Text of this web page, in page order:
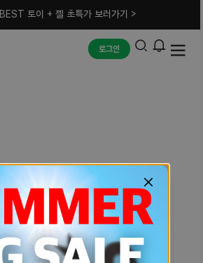
BEST 토이 + 젤 초특가 보러가기 >
로그인
예상치 못한 에러입니다.